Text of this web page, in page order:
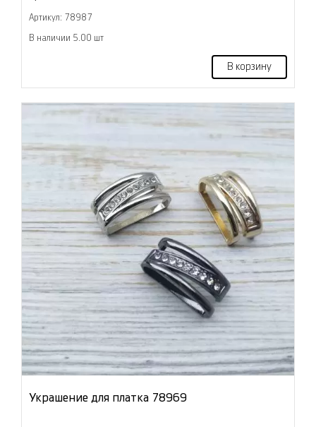
Артикул: 78987
В наличии 5.00 шт
В корзину
Украшение для платка 78969